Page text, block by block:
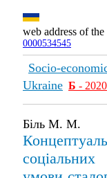
web address of the
0000534545
Socio-
Ukraine Б - 2020
Біль М. М.